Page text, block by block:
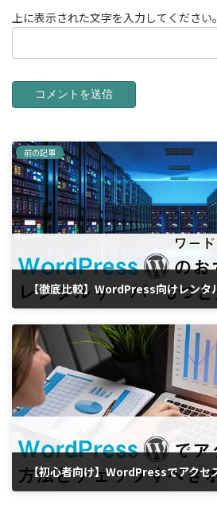
上に表示された文字を入力してください。
前の記事